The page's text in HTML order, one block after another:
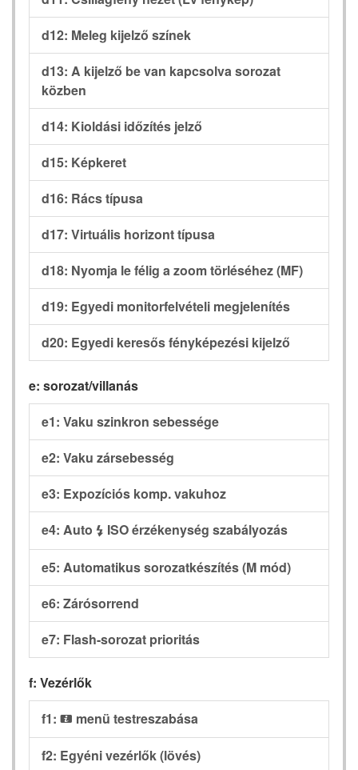
d12: Meleg kijelző színek
d13: A kijelző be van kapcsolva sorozat
közben
d14: Kioldási időzítés jelző
d15: Képkeret
d16: Rács típusa
d17: Virtuális horizont típusa
d18: Nyomja le félig a zoom törléséhez (MF)
d19: Egyedi monitorfelvételi megjelenítés
d20: Egyedi keresős fényképezési kijelző
e: sorozat/villanás
e1: Vaku szinkron sebessége
e2: Vaku zársebesség
e3: Expozíciós komp. vakuhoz
e4: Auto c ISO érzékenység szabályozás
e5: Automatikus sorozatkészítés (M mód)
e6: Zárósorrend
e7: Flash-sorozat prioritás
f: Vezérlők
f1: i menü testreszabása
f2: Egyéni vezérlők (lövés)